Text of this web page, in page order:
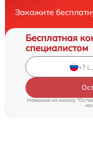
Закажите
Бесплатная
специалистом
Нажимая на кнопку